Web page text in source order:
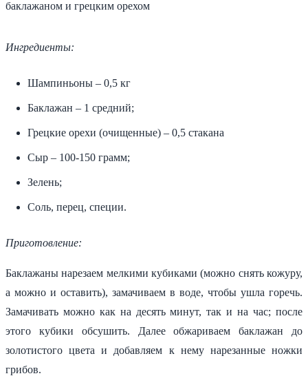
Ингредиенты:
Шампиньоны – 0,5 кг
Баклажан – 1 средний;
Грецкие орехи (очищенные) – 0,5 стакана
Сыр – 100-150 грамм;
Зелень;
Соль, перец, специи.
Приготовление:
Баклажаны нарезаем мелкими кубиками (можно снять кожуру,
а можно и оставить), замачиваем в воде, чтобы ушла горечь.
Замачивать можно как на десять минут, так и на час; после
этого кубики обсушить. Далее обжариваем баклажан до
золотистого цвета и добавляем к нему нарезанные ножки
грибов.